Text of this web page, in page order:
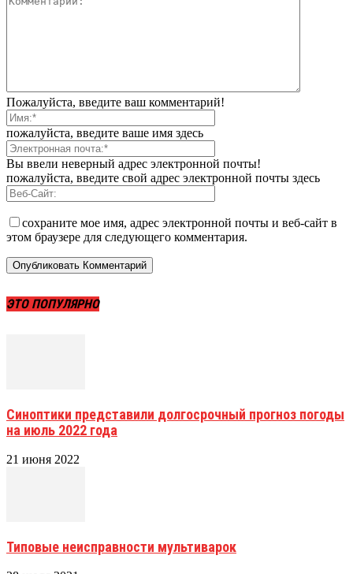
Пожалуйста, введите ваш комментарий!
пожалуйста, введите ваше имя здесь
Вы ввели неверный адрес электронной почты!
пожалуйста, введите свой адрес электронной почты здесь
сохраните мое имя, адрес электронной почты и веб-сайт в
этом браузере для следующего комментария.
ЭТО ПОПУЛЯРНО
Синоптики представили долгосрочный прогноз погоды
на июль 2022 года
21 июня 2022
Типовые неисправности мультиварок